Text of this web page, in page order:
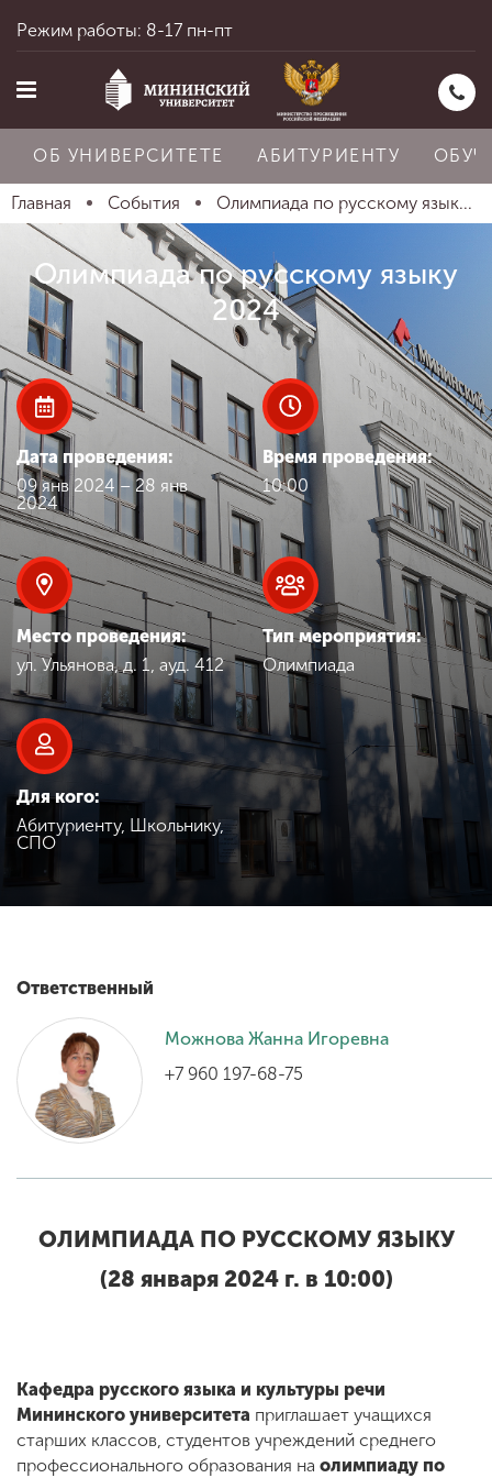
Главная
Об университете
Абитуриенту
Обучение
Наука
Международная
деятельность
Другие виды
деятельности
Студенческая жизнь
ENG SPN
комиссия
Режим работы: 8-17 пн-пт
ОБ УНИВЕРСИТЕТЕ АБИТУРИЕНТУ
Главная События Олимпиада по русскому язык...
Олимпиада по русскому языку
2024
Дата проведения:
09 янв 2024 – 28 янв
2024
Время проведения:
10:00
Место проведения:
ул. Ульянова, д. 1, ауд. 412
Тип мероприятия:
Олимпиада
Для кого:
Абитуриенту, Школьнику,
СПО
Ответственный
Можнова Жанна Игоревна
+7 960 197-68-75
ОЛИМПИАДА ПО РУССКОМУ ЯЗЫКУ
(28 января 2024 г. в 10:00)
Кафедра русского языка и культуры речи
Мининского университета приглашает учащихся
старших классов, студентов учреждений среднего
профессионального образования на олимпиаду по